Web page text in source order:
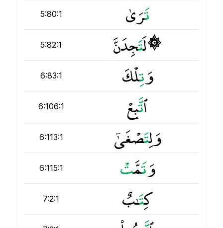
5:80:1 تَرَىٰ
5:82:1 ۞ لَتَجِدَنَّ
6:83:1 وَتِلْكَ
6:106:1 ٱتَّبِعْ
6:113:1 وَلِتَصْغَىٰٓ
6:115:1 وَتَمَّت
7:2:1 كِتَـٰبٌ